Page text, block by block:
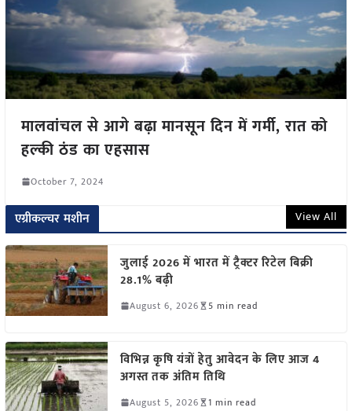
मालवांचल से आगे बढ़ा मानसून दिन में गर्मी, रात को
हल्की ठंड का एहसास
October 7, 2024
एग्रीकल्चर मशीन View All
जुलाई 2026 में भारत में ट्रैक्टर रिटेल बिक्री
28.1% बढ़ी
August 6, 2026 5 min read
विभिन्न कृषि यंत्रों हेतु आवेदन के लिए आज 4
अगस्त तक अंतिम तिथि
August 5, 2026 1 min read